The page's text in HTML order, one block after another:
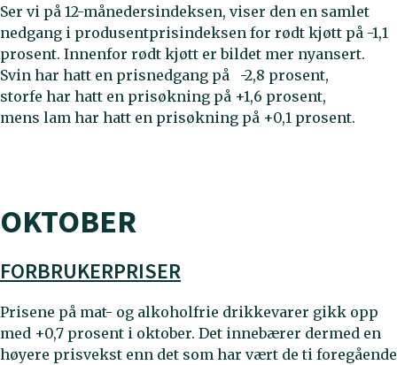
Ser vi på 12-månedersindeksen, viser den en samlet
nedgang i produsentprisindeksen for rødt kjøtt på -1,1
prosent. Innenfor rødt kjøtt er bildet mer nyansert.
Svin har hatt en prisnedgang på -2,8 prosent,
storfe har hatt en prisøkning på +1,6 prosent,
mens lam har hatt en prisøkning på +0,1 prosent.
OKTOBER
FORBRUKERPRISER
Prisene på mat- og alkoholfrie drikkevarer gikk opp
med +0,7 prosent i oktober. Det innebærer dermed en
høyere prisvekst enn det som har vært de ti foregående